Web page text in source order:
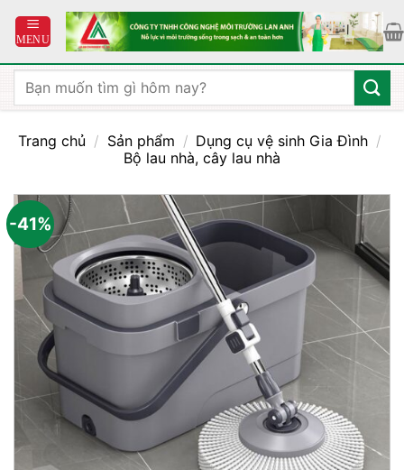
qua
dung
Tìm
kiếm:
Trang chủ / Sản phẩm / Dụng cụ vệ sinh Gia Đình /
Bộ lau nhà, cây lau nhà
-41%